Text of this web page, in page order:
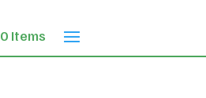
0 Items